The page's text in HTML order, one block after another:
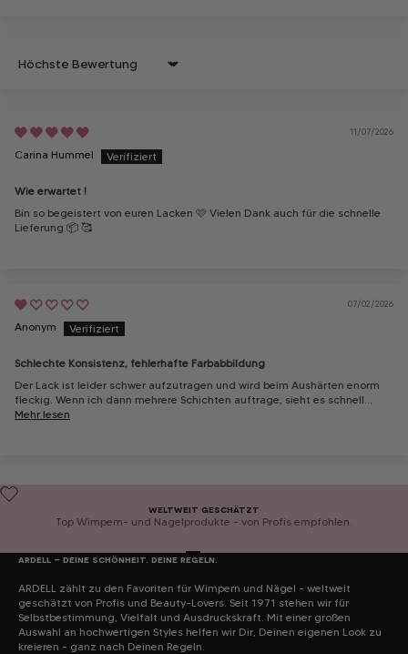
Sort by
11/07/2026
Carina Hummel
Wie erwartet !
Bin so begeistert von euren Lacken 🩷 Vielen Dank auch für die schnelle
Lieferung 📦 🥰
07/02/2026
Anonym
Schlechte Konsistenz, fehlerhafte Farbabbildung
Der Lack ist leider schwer aufzutragen und wird beim Aushärten enorm
fleckig. Wenn ich dann mehrere Schichten auftrage, sieht es schnell...
Mehr lesen
weltweit geschätzt
Top Wimpern- und Nagelprodukte – von Profis empfohlen.
Gehe zu Element 1
Gehe zu Element 2
Gehe zu Element 3
ardell – deine schönheit. deine regeln.
ARDELL zählt zu den Favoriten für Wimpern und Nägel – weltweit
geschätzt von Profis und Beauty-Lovers. Seit 1971 stehen wir für
Selbstbestimmung, Vielfalt und Ausdruckskraft. Mit einer großen
Auswahl an hochwertigen Styles helfen wir Dir, Deinen eigenen Look zu
kreieren – ganz nach Deinen Regeln.